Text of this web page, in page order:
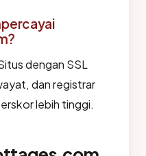
dengan SSL
dan registrar
lebih tinggi.